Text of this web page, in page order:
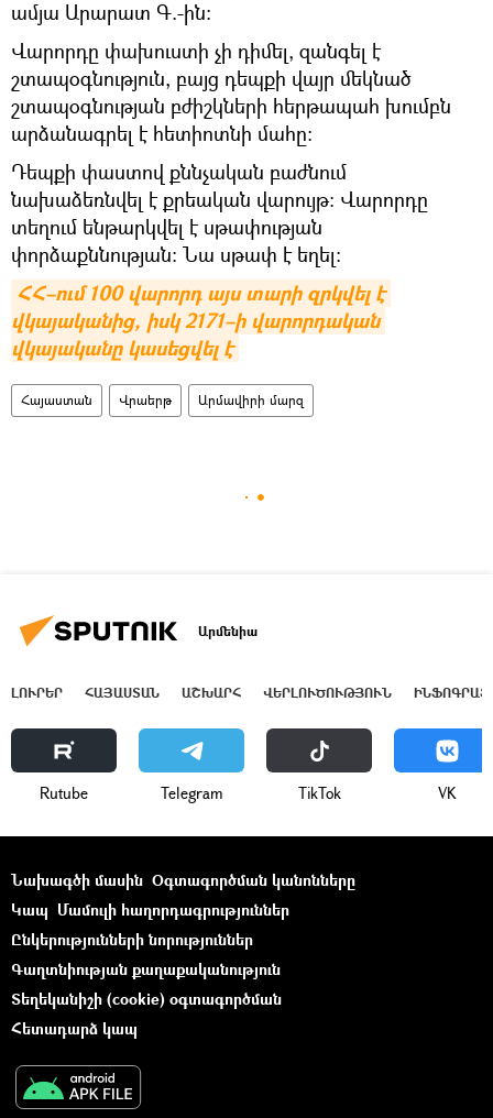
ամյա Արարատ Գ.-ին:
Վարորդը փախուստի չի դիմել, զանգել է
շտապօգնություն, բայց դեպքի վայր մեկնած
շտապօգնության բժիշկների հերթապահ խումբն
արձանագրել է հետիոտնի մահը:
Դեպքի փաստով քննչական բաժնում
նախաձեռնվել է քրեական վարույթ: Վարորդը
տեղում ենթարկվել է սթափության
փորձաքննության։ Նա սթափ է եղել:
ՀՀ–ում 100 վարորդ այս տարի զրկվել է
վկայականից, իսկ 2171–ի վարորդական
վկայականը կասեցվել է
Հայաստան Վրաերթ Արմավիրի մարզ
Արմենիա
ԼՈՒՐԵՐ ՀԱՅԱՍՏԱՆ ԱՇԽԱՐՀ ՎԵՐԼՈՒԾՈՒԹՅՈՒՆ
Rutube Telegram ТikТоk VK
Նախագծի մասին Օգտագործման կանոնները
Կապ Մամուլի հաղորդագրություններ
Ընկերությունների նորություններ
Գաղտնիության քաղաքականություն
Տեղեկանիշի (cookie) օգտագործման
Հետադարձ կապ